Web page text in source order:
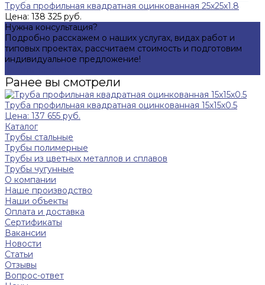
Труба профильная квадратная оцинкованная 25х25х1.8
Цена: 138 325 руб.
Нужна консультация?
Подробно расскажем о наших услугах, видах работ и
типовых проектах, рассчитаем стоимость и подготовим
индивидуальное предложение!
Ранее вы смотрели
Труба профильная квадратная оцинкованная 15х15х0.5
Цена: 137 655 руб.
Каталог
Трубы стальные
Трубы полимерные
Трубы из цветных металлов и сплавов
Трубы чугунные
О компании
Наше производство
Наши объекты
Оплата и доставка
Сертификаты
Вакансии
Новости
Статьи
Отзывы
Вопрос-ответ